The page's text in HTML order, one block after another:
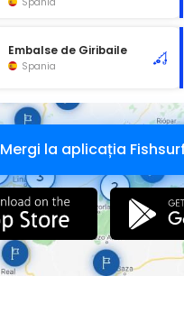
Embalse de Giribaile
Spania
Mergi la aplicația